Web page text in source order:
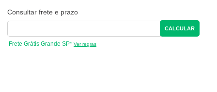
Consultar frete e prazo
CALCULAR
Frete Grátis Grande SP* Ver regras